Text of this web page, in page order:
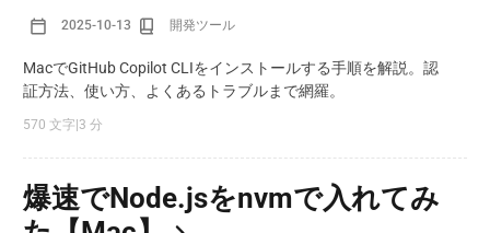
2025-10-13 開発ツール
MacでGitHub Copilot CLIをインストールする手順を解説。認
証方法、使い方、よくあるトラブルまで網羅。
570 文字 3 分
爆速でNode.jsをnvmで入れてみ